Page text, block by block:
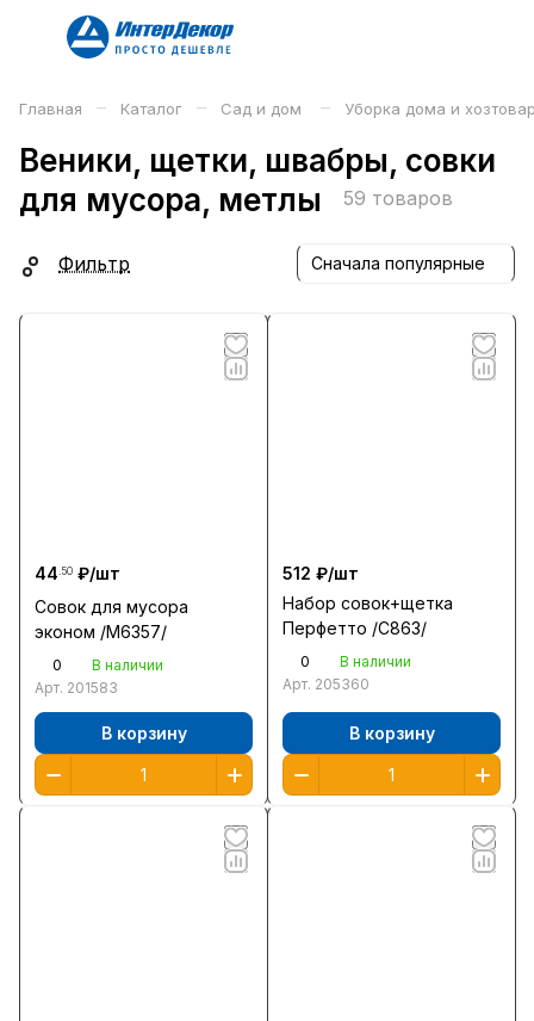
Главная – Каталог – Сад и дом – Уборка дома и
Веники, щетки, швабры, совки
для мусора, метлы
59 товаров
Фильтр Сначала популярные
44.50 ₽/шт
Совок для мусора
эконом /М6357/
0
В наличии
Арт. 201583
В корзину
512 ₽/шт
Набор совок+щетка
Перфетто /С863/
0
В наличии
Арт. 205360
В корзину